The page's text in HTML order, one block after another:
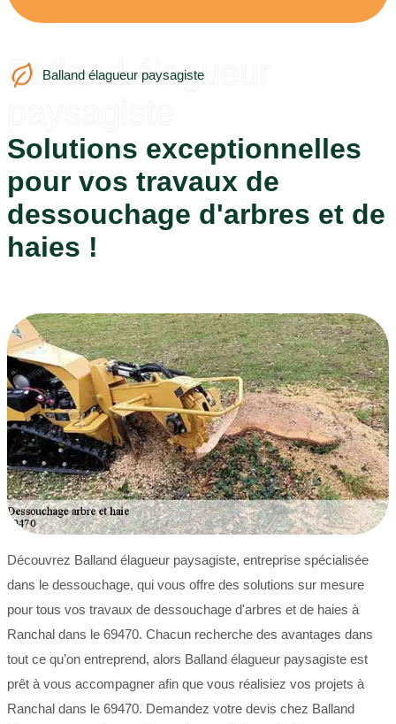
Balland élagueur paysagiste
Balland élagueur
Solutions exceptionnelles
pour vos travaux de
dessouchage d'arbres et de
haies !
Découvrez Balland élagueur paysagiste, entreprise spécialisée
dans le dessouchage, qui vous offre des solutions sur mesure
pour tous vos travaux de dessouchage d'arbres et de haies à
Ranchal dans le 69470. Chacun recherche des avantages dans
tout ce qu’on entreprend, alors Balland élagueur paysagiste est
prêt à vous accompagner afin que vous réalisiez vos projets à
Ranchal dans le 69470. Demandez votre devis chez Balland